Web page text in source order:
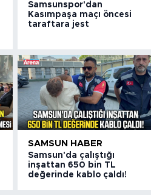
Samsunspor'dan
Kasımpaşa maçı öncesi
taraftara jest
SAMSUN HABER
Samsun'da çalıştığı
inşattan 650 bin TL
değerinde kablo çaldı!